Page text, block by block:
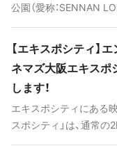
公園（愛称：SENNAN
た関西最大級のレクリ
つのエリアでは、グラ
やアスレチックなどと
泉施設も備えています。
【エキスポシティ】
ネマズ大阪エキスポ
します！
エキスポシティにある
スポシティ」は、通常